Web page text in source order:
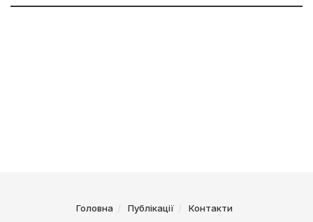
Головна Публікації Контакти